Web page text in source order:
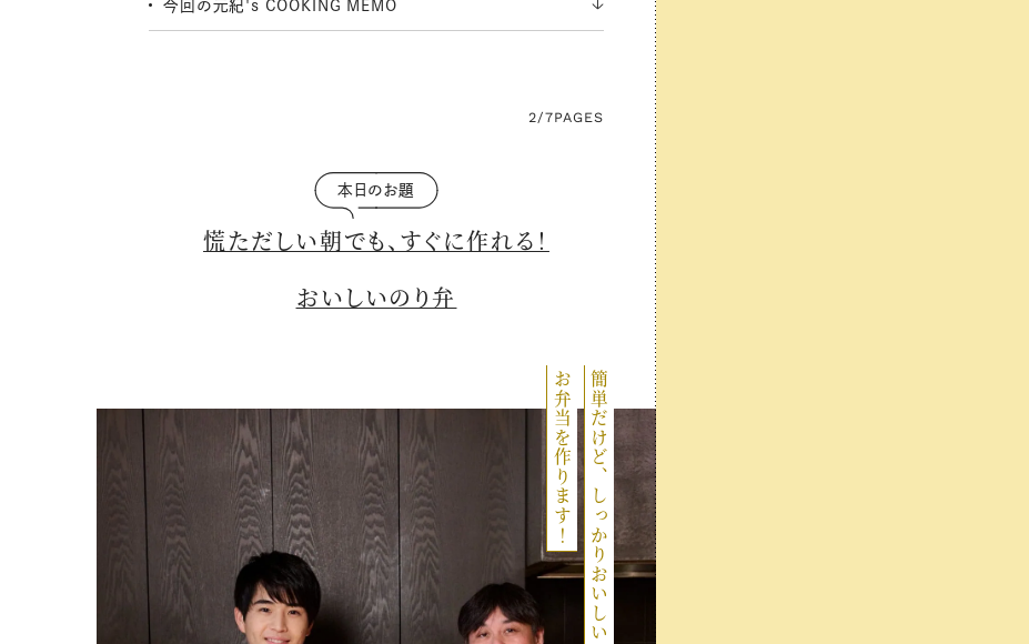
今回の元紀's COOKING MEMO
2/7PAGES
本日のお題
慌ただしい朝でも、すぐに作れる！
おいしいのり弁
簡単だけど、しっかりおいしい
お弁当を作ります！